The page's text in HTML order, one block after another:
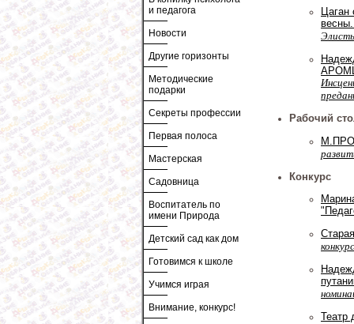
и педагога
Новости
Другие горизонты
Методические
подарки
Секреты профессии
Первая полоса
Мастерская
Садовница
Воспитатель по
имени Природа
Детский сад как дом
Готовимся к школе
Учимся играя
Внимание, конкурс!
Цаган
Рабочий
Конкурс
Театр